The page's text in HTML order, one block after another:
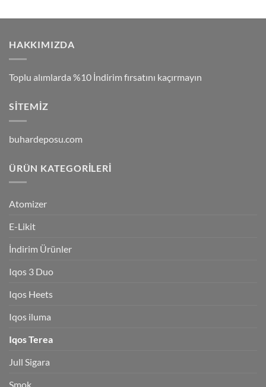
HAKKIMIZDA
Toplu alımlarda %10 İndirim fırsatını kaçırmayın
SITEMIZ
buhardeposu.com
ÜRÜN KATEGORILERI
Atomizer
E-Likit
İndirim Ürünler
Iqos 3 Duo
Iqos Heets
Iqos iluma
Iqos Terea
Jull Sigara
Smok